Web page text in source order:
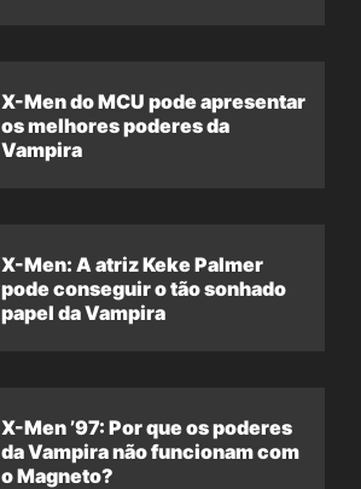
X-Men do MCU pode apresentar
os melhores poderes da
Vampira
X-Men: A atriz Keke Palmer
pode conseguir o tão sonhado
papel da Vampira
X-Men ’97: Por que os poderes
da Vampira não funcionam com
o Magneto?